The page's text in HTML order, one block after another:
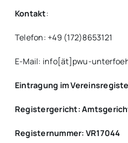
Kontakt:
Telefon: +49 (172)8653121
E-Mail: info[ät]pwu-
Eintragung im
Registergericht:
Registernummer: VR17044